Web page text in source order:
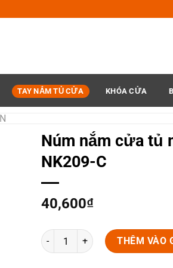
TAY NẮM TỦ CỬA KHÓA CỬA
Núm nắm cửa tủ
NK209-C
40,600₫
Núm nắm cửa tủ màu đồng rêu
THÊM VÀO